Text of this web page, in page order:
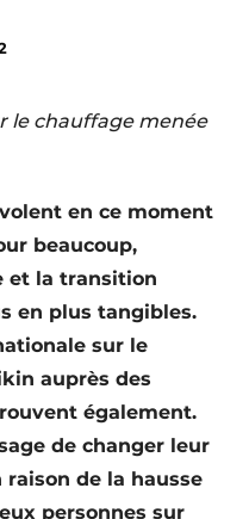
et égouttage
le chauffage menée
en ce moment
beaucoup,
et la transition
en plus tangibles.
sur le
auprès des
également.
de changer leur
de la hausse
personnes sur